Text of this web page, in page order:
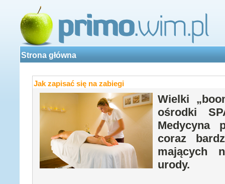
Strona główna
Jak zapisać się na zabiegi
Wielki
ośrodki
Medycyna
coraz
mających
urody.